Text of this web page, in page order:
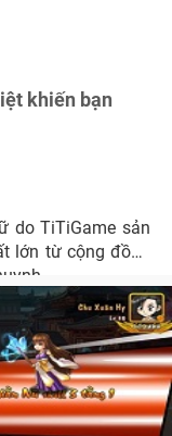
khiến bạn
do TiTiGame sản
lớn từ cộng đồng